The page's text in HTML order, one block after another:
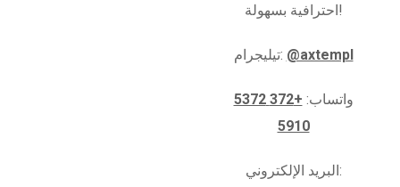
احترافية بسهولة!
تيليجرام: @axtempl
واتساب:
+372 5372
5910
البريد الإلكتروني: